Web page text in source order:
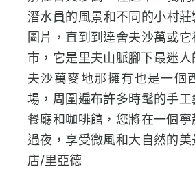
潛水員的風景和不同的小村
圖片，直到到達舍夫沙萬或
市， 它是里夫山脈腳下最迷人
夫沙萬麥地那擁有也是一個
場， 周圍遍布許多時髦的手
餐廳和咖啡館， 您將在一個
過夜，享受微風和大自然的美
店/里亞德